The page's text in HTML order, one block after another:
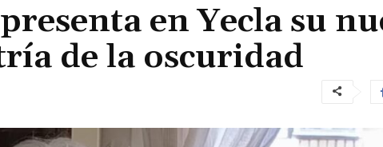
en Yecla su
de la oscuridad